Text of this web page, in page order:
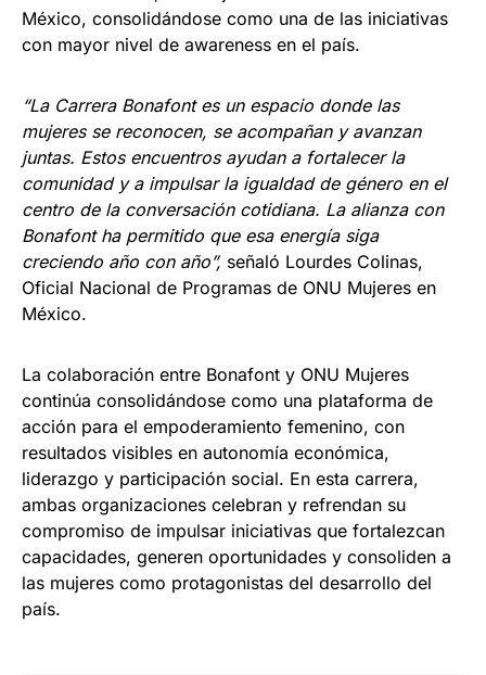
México, consolidándose como una de las iniciativas
con mayor nivel de awareness en el país.
“La Carrera Bonafont es un espacio donde las
mujeres se reconocen, se acompañan y avanzan
juntas. Estos encuentros ayudan a fortalecer la
comunidad y a impulsar la igualdad de género en el
centro de la conversación cotidiana. La alianza con
Bonafont ha permitido que esa energía siga
creciendo año con año”, señaló Lourdes Colinas,
Oficial Nacional de Programas de ONU Mujeres en
México.
La colaboración entre Bonafont y ONU Mujeres
continúa consolidándose como una plataforma de
acción para el empoderamiento femenino, con
resultados visibles en autonomía económica,
liderazgo y participación social. En esta carrera,
ambas organizaciones celebran y refrendan su
compromiso de impulsar iniciativas que fortalezcan
capacidades, generen oportunidades y consoliden a
las mujeres como protagonistas del desarrollo del
país.